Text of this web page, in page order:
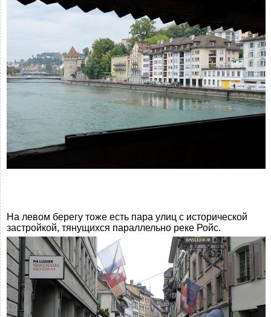
На левом берегу тоже есть пара улиц с исторической
застройкой, тянущихся параллельно реке Ройс.